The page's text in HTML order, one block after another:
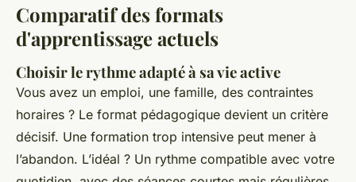
Comparatif des formats
d'apprentissage actuels
Choisir le rythme adapté à sa vie active
Vous avez un emploi, une famille, des contraintes
horaires ? Le format pédagogique devient un critère
décisif. Une formation trop intensive peut mener à
l’abandon. L’idéal ? Un rythme compatible avec votre